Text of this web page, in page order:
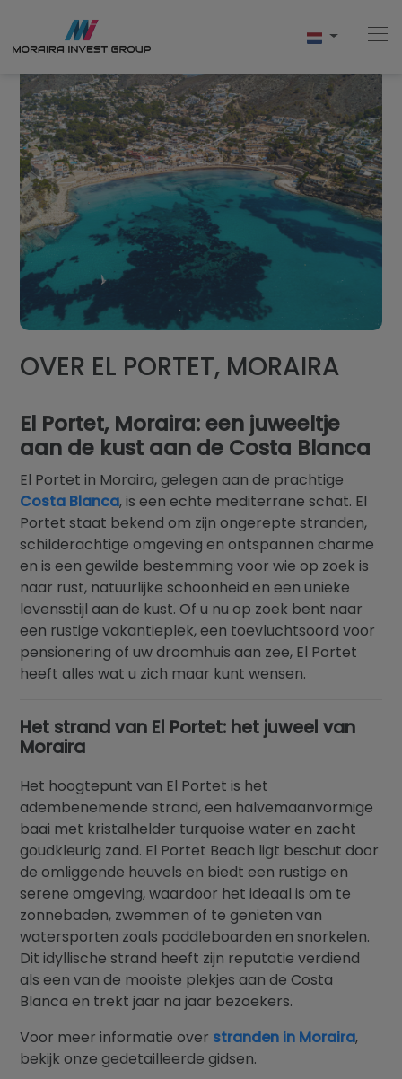
Home
Kopen
Nieuwbouw
Verkopen
Reviews
Over Ons
Contact
OVER EL PORTET, MORAIRA
El Portet, Moraira: een juweeltje
aan de kust aan de Costa Blanca
El Portet in Moraira, gelegen aan de prachtige
Costa Blanca, is een echte mediterrane schat. El
Portet staat bekend om zijn ongerepte stranden,
schilderachtige omgeving en ontspannen charme
en is een gewilde bestemming voor wie op zoek is
naar rust, natuurlijke schoonheid en een unieke
levensstijl aan de kust. Of u nu op zoek bent naar
een rustige vakantieplek, een toevluchtsoord voor
pensionering of uw droomhuis aan zee, El Portet
heeft alles wat u zich maar kunt wensen.
Het strand van El Portet: het juweel van
Moraira
Het hoogtepunt van El Portet is het
adembenemende strand, een halvemaanvormige
baai met kristalhelder turquoise water en zacht
goudkleurig zand. El Portet Beach ligt beschut door
de omliggende heuvels en biedt een rustige en
serene omgeving, waardoor het ideaal is om te
zonnebaden, zwemmen of te genieten van
watersporten zoals paddleboarden en snorkelen.
Dit idyllische strand heeft zijn reputatie verdiend
als een van de mooiste plekjes aan de Costa
Blanca en trekt jaar na jaar bezoekers.
Voor meer informatie over stranden in Moraira,
bekijk onze gedetailleerde gidsen.